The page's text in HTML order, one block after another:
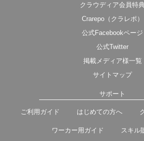
クラウディア会員特典
Crarepo（クラレポ）
公式Facebookページ
公式Twitter
掲載メディア様一覧
サイトマップ
サポート
ご利用ガイド はじめての方へ
ワーカー用ガイド スキル